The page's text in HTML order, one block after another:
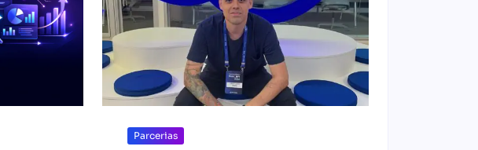
Parcerias